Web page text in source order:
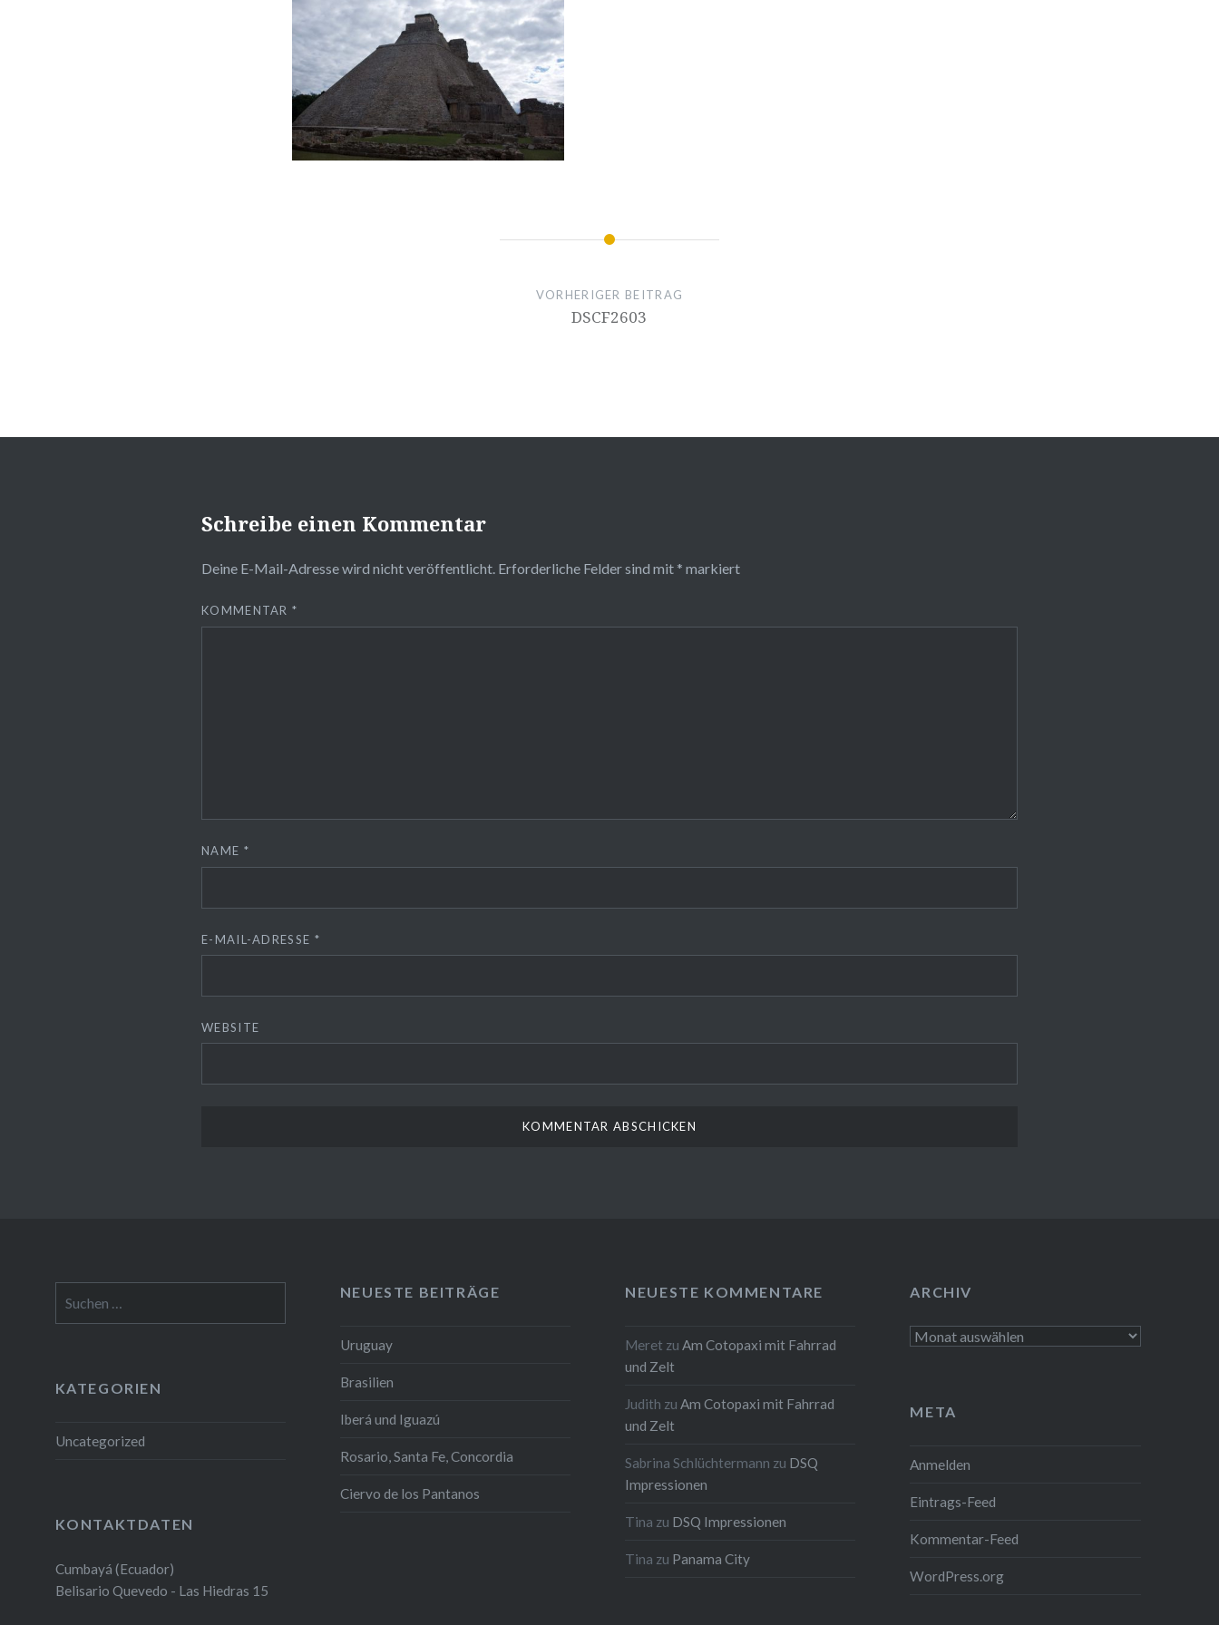
VORHERIGER BEITRAG
DSCF2603
Schreibe einen Kommentar
Deine E-Mail-Adresse wird nicht veröffentlicht. Erforderliche Felder sind mit * markiert
KOMMENTAR*
NAME *
E-MAIL-ADRESSE *
WEBSITE
nach:
NEUESTE BEITRÄGE
Uruguay
Brasilien
Iberá und Iguazú
Rosario, Santa Fe, Concordia
Ciervo de los Pantanos
NEUESTE KOMMENTARE
Meret zuAm Cotopaxi mit Fahrrad
und Zelt
Judith zuAm Cotopaxi mit Fahrrad
und Zelt
Sabrina Schlüchtermann zu DSQ
Impressionen
Tina zu DSQ Impressionen
Tina zu Panama City
ARCHIV
Archiv
KATEGORIEN
Uncategorized
META
Anmelden
Eintrags-Feed
Kommentar-Feed
WordPress.org
KONTAKTDATEN
Cumbayá (Ecuador)
Belisario Quevedo - Las Hiedras 15